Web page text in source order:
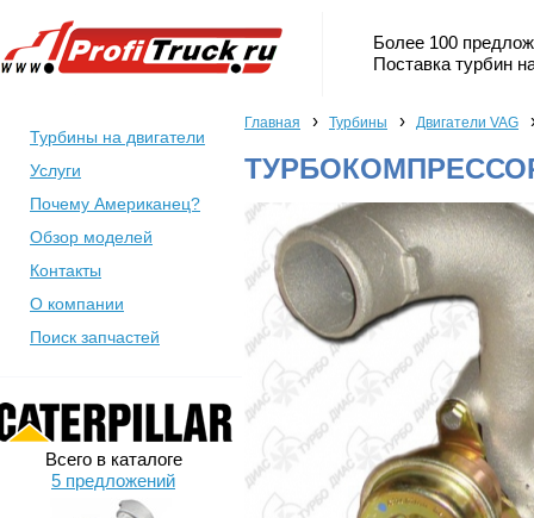
Более 100
Поставка турбин
Турбины на двигатели
Услуги
Почему Американец?
Обзор моделей
Контакты
О компании
Поиск запчастей
Всего в каталоге
5 предложений
Главная › Турбины › Двигатели VAG
ТУРБОКОМПРЕССОР